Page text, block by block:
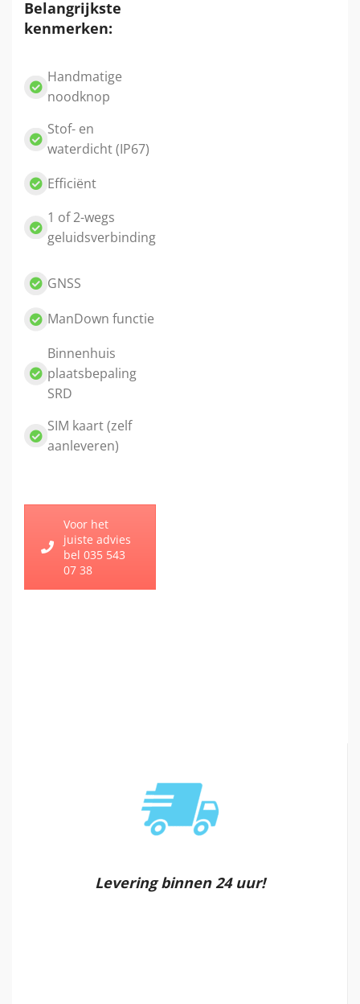
Belangrijkste
kenmerken:
Handmatige
noodknop
Stof- en
waterdicht (IP67)
Efficiënt
1 of 2-wegs
geluidsverbinding
GNSS
ManDown functie
Binnenhuis
plaatsbepaling
SRD
SIM kaart (zelf
aanleveren)
Voor het
juiste advies
bel 035 543
07 38
Levering binnen 24 uur!